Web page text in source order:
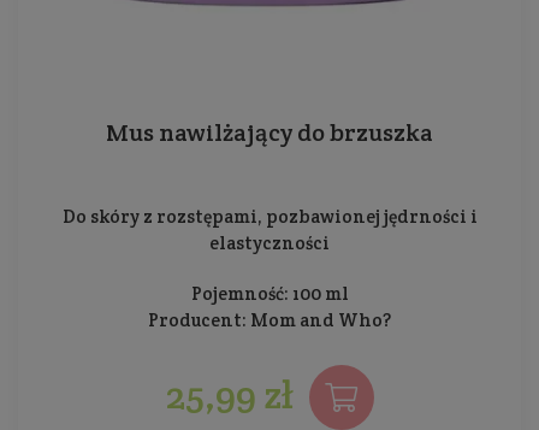
Mus nawilżający do brzuszka
Do skóry z rozstępami, pozbawionej jędrności i
elastyczności
Pojemność: 100 ml
Producent: Mom and Who?
25,99 zł